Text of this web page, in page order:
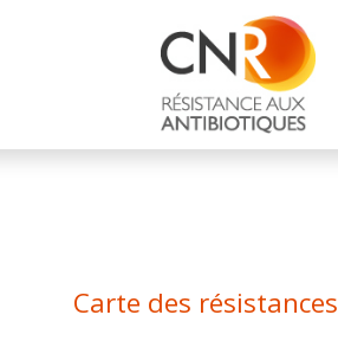
Carte des résistances